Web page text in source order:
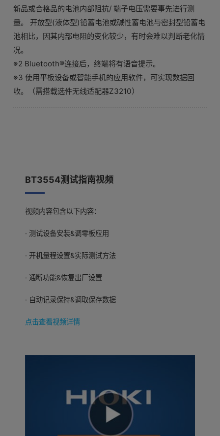
新品或合格品的电池内部阻抗/ 端子电压需要事先进行测
量。 开放型(液体型)铅蓄电池或碱性蓄电池与密封型铅蓄电
池相比，因其内部电阻的变化较少，有时会难以判断老化情
况。
※2 Bluetooth®连接后，终端将有语音提示。
※3 使用平板设备或智能手机的应用软件，可实现数据回
收。（需搭载选件无线适配器Z3210）
BT3554测试指南视频
视频内容包含以下内容：
· 测试设备安装&调零板应用
· 开机量程设置&实际测试方法
· 通断功能&恢复出厂设置
· 自动记录保持&调取保存数据
点击查看视频详情